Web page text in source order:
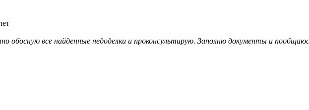
обосную все найденные недоделки и проконсультирую. Заполню документы и